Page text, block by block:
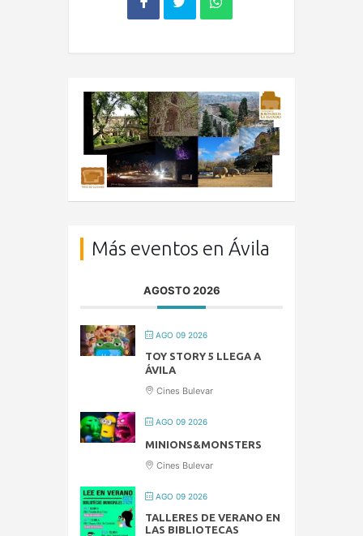
Más eventos en Ávila
AGOSTO 2026
AGO 09 2026
TOY STORY 5 LLEGA A
ÁVILA
Cines Bulevar
AGO 09 2026
MINIONS&MONSTERS
Cines Bulevar
AGO 09 2026
TALLERES DE VERANO EN
LAS BIBLIOTECAS